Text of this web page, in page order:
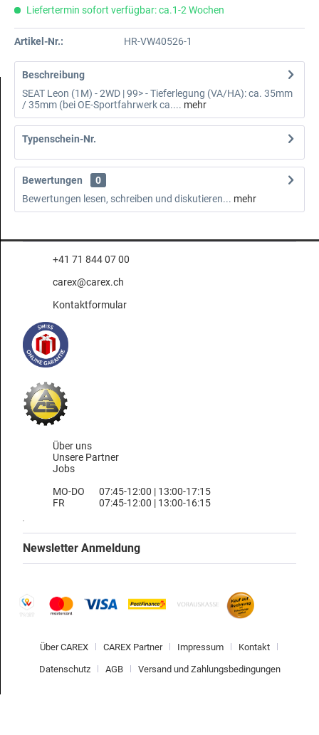
Liefertermin sofort verfügbar: ca.1-2 Wochen
Artikel-Nr.: HR-VW40526-1
Beschreibung
SEAT Leon (1M) - 2WD | 99> - Tieferlegung (VA/HA): ca. 35mm
/ 35mm (bei OE-Sportfahrwerk ca.... mehr
Typenschein-Nr.
Bewertungen
0
Bewertungen lesen, schreiben und diskutieren... mehr
+41 71 844 07 00
carex@carex.ch
Kontaktformular
Über uns
Unsere Partner
Jobs
MO-DO
FR
07:45-12:00 | 13:00-17:15
07:45-12:00 | 13:00-16:15
Newsletter Anmeldung
Über CAREX CAREX Partner Impressum Kontakt
Datenschutz AGB Versand und Zahlungsbedingungen